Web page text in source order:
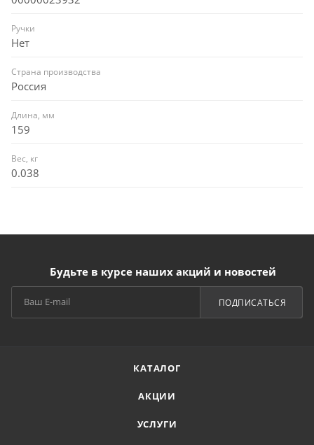
Ручки
Нет
Страна производства
Россия
Длина, мм
159
Вес, кг
0.038
Будьте в курсе наших акций и новостей
ПОДПИСАТЬСЯ
КАТАЛОГ
АКЦИИ
УСЛУГИ